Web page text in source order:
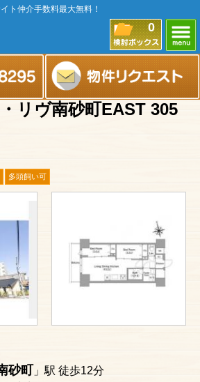
ト仲介手数料最大無料！
0
リヴ南砂町EAST 305
多頭飼い可
砂町 」駅 徒歩12分